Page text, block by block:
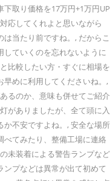
取り価格を17万円+1万円UP
応してくれよと思いながら
当たり前ですね。, だからこ
ていくのを忘れないように
比較したい方・すぐに相場を
めに利用してくださいね。,
るのか、意味も併せてご紹介
がありましたが、全て頭に入
不安ですよね。, 安全な場所
てみたり、整備工場に連絡
未装着による警告ランプなど
プなどは異常が出て初めて